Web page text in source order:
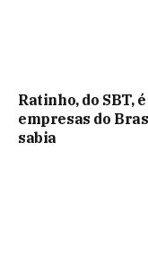
Ratinho, do SBT,
empresas do
sabia